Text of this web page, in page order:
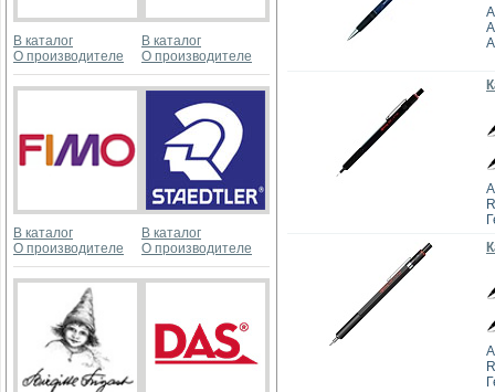
В каталог
О производителе
В каталог
О производителе
В каталог
О производителе
В каталог
О производителе